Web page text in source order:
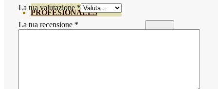
PROFESIONALES
ABONOS POR CULTIVO
La tua valutazione *
La tua recensione *